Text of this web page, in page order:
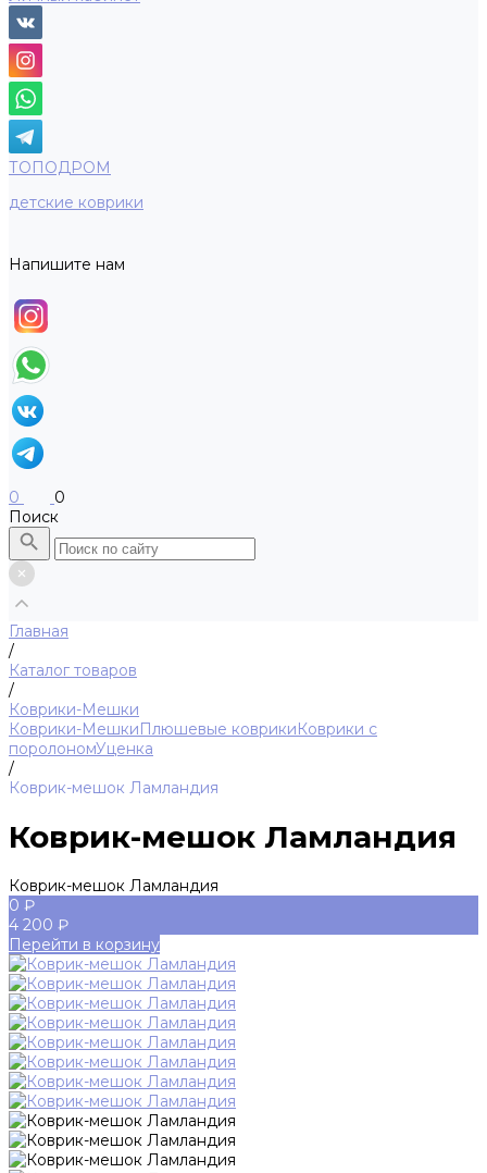
ТОПОДРОМ
детские коврики
Напишите нам
0
0
Поиск
Главная
/
Каталог товаров
/
Коврики-Мешки
Коврики-МешкиПлюшевые коврикиКоврики с
поролономУценка
/
Коврик-мешок Ламландия
Коврик-мешок Ламландия
Коврик-мешок Ламландия
0 ₽
4 200 ₽
Перейти в корзину